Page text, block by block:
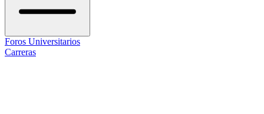
Foros Universitarios
Carreras